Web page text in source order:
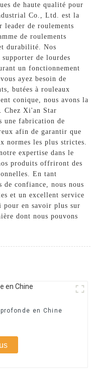
de haute qualité pour
Co., Ltd. est la
de roulements
de roulements
durabilité. Nos
de lourdes
un fonctionnement
ayez besoin de
butées à rouleaux
conique, nous avons la
Chez Xi'an Star
fabrication de
afin de garantir que
normes les plus strictes.
expertise dans le
produits offriront des
En tant
de confiance, nous nous
et un excellent service
pour en savoir plus sur
dont nous pouvons
en Chine